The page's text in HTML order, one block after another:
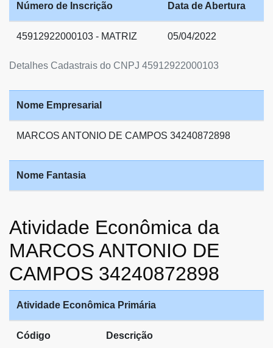
Detalhes Cadastrais do CNPJ 45912922000103
Número de Inscrição Data de Abertura
45912922000103 - MATRIZ 05/04/2022
Nome Empresarial
MARCOS ANTONIO DE CAMPOS 34240872898
Nome Fantasia
Atividade Econômica da
MARCOS ANTONIO DE
CAMPOS 34240872898
Atividade Econômica Primária
Código Descrição